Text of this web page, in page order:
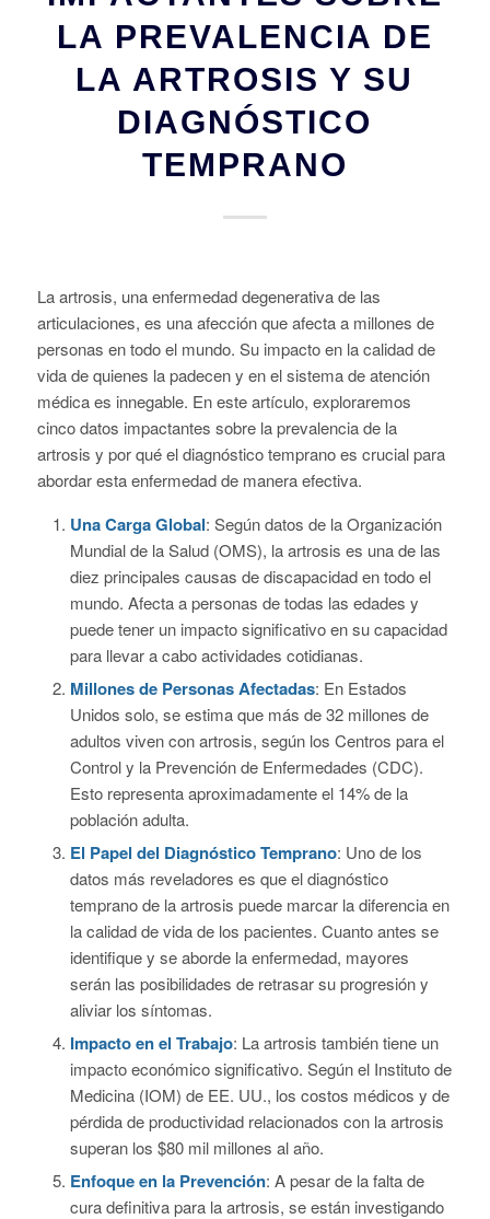
LA PREVALENCIA DE
LA ARTROSIS Y SU
DIAGNÓSTICO
TEMPRANO
La artrosis, una enfermedad degenerativa de las
articulaciones, es una afección que afecta a millones de
personas en todo el mundo. Su impacto en la calidad de
vida de quienes la padecen y en el sistema de atención
médica es innegable. En este artículo, exploraremos
cinco datos impactantes sobre la prevalencia de la
artrosis y por qué el diagnóstico temprano es crucial para
abordar esta enfermedad de manera efectiva.
Una Carga Global: Según datos de la Organización
Mundial de la Salud (OMS), la artrosis es una de las
diez principales causas de discapacidad en todo el
mundo. Afecta a personas de todas las edades y
puede tener un impacto significativo en su capacidad
para llevar a cabo actividades cotidianas.
Millones de Personas Afectadas: En Estados
Unidos solo, se estima que más de 32 millones de
adultos viven con artrosis, según los Centros para el
Control y la Prevención de Enfermedades (CDC).
Esto representa aproximadamente el 14% de la
población adulta.
El Papel del Diagnóstico Temprano: Uno de los
datos más reveladores es que el diagnóstico
temprano de la artrosis puede marcar la diferencia en
la calidad de vida de los pacientes. Cuanto antes se
identifique y se aborde la enfermedad, mayores
serán las posibilidades de retrasar su progresión y
aliviar los síntomas.
Impacto en el Trabajo: La artrosis también tiene un
impacto económico significativo. Según el Instituto de
Medicina (IOM) de EE. UU., los costos médicos y de
pérdida de productividad relacionados con la artrosis
superan los $80 mil millones al año.
Enfoque en la Prevención: A pesar de la falta de
cura definitiva para la artrosis, se están investigando